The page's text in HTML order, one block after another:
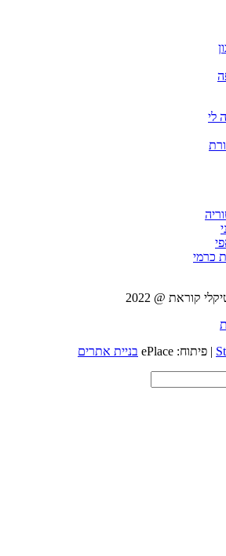
לי
כרמי
קוראת @ 2022
| פיתוח: ePlace בניית אתרים